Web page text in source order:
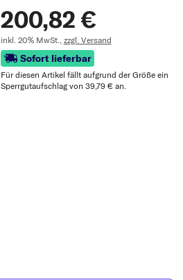
200,82 €
inkl. 20% MwSt., zzgl. Versand
Sofort lieferbar
Für diesen Artikel fällt aufgrund der Größe ein
Sperrgutaufschlag von 39,79 € an.